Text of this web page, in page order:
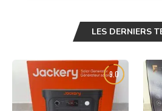
LES DERNIERS
9.0